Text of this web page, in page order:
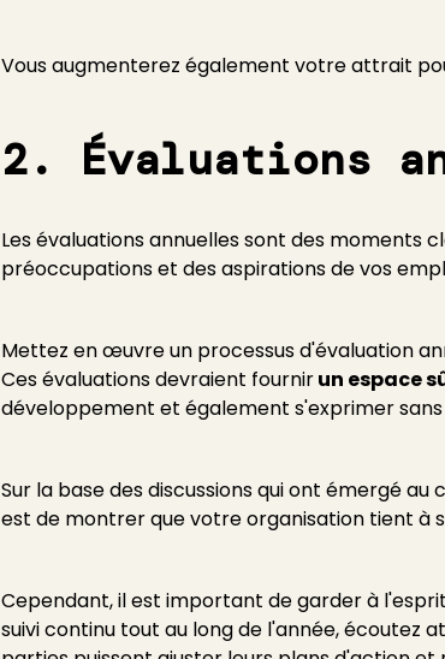
Vous augmenterez également votre attrait
2. Évaluations
Les évaluations annuelles sont des moments
préoccupations et des aspirations de vos
Mettez en œuvre un processus d'évaluation
Ces évaluations devraient fournirun espace
développement et également s'exprimer
Sur la base des discussions qui ont émergé
est de montrer que votre organisation tient à
Cependant, il est important de garder à
suivi continu tout au long de l'année, écoutez